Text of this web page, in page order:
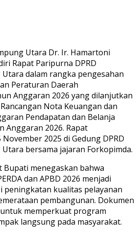
Utara Dr. Ir. Hamartoni
Rapat Paripurna DPRD
dalam rangka pengesahan
Peraturan Daerah
Anggaran 2026 yang dilanjutkan
Nota Keuangan dan
Pendapatan dan Belanja
Anggaran 2026. Rapat
2025 di Gedung DPRD
bersama jajaran Forkopimda.
menegaskan bahwa
dan APBD 2026 menjadi
peningkatan kualitas pelayanan
pembangunan. Dokumen
memperkuat program
langsung pada masyarakat.